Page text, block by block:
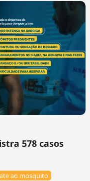
578 casos
ao mosquito